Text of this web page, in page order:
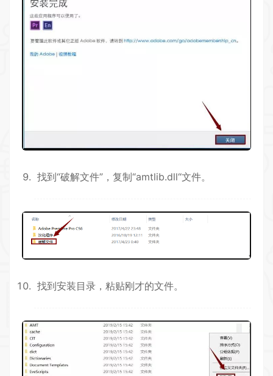
找到“破解文件”，复制“amtlib.dll“文件。
找到安装目录，粘贴刚才的文件。